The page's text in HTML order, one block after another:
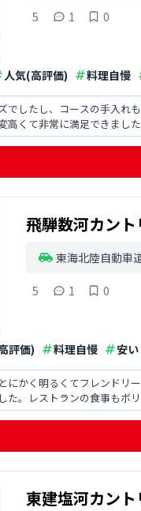
5 1 0
人気(高評価) 料理自慢
でしたし、コースの手入れ
高くて非常に満足できました
飛騨数河カン
東海北陸自動車
5 1 0
評価) 料理自慢 安い
にかく明るくてフレンドリ
た。レストランの食事もボ
東建塩河カン